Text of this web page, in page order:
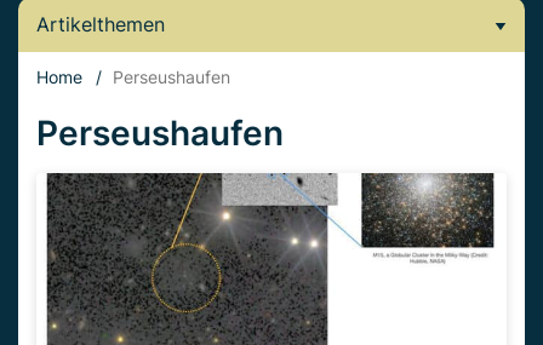
Artikelthemen
Home / Perseushaufen
Perseushaufen